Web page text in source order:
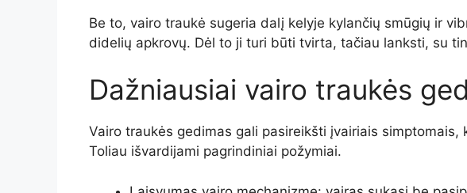
Be to, vairo traukė sugeria dalį kelyje kylančių smūgių ir
didelių apkrovų. Dėl to ji turi būti tvirta, tačiau lanksti, su
Dažniausiai vairo traukės
Vairo traukės gedimas gali pasireikšti įvairiais
Toliau išvardijami pagrindiniai požymiai.